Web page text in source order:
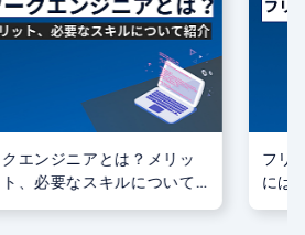
エンジニアとは？メリッ
、必要なスキルについて
フリ
には